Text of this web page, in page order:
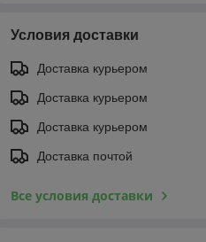
Условия доставки
Доставка курьером
Доставка курьером
Доставка курьером
Доставка почтой
Все условия доставки